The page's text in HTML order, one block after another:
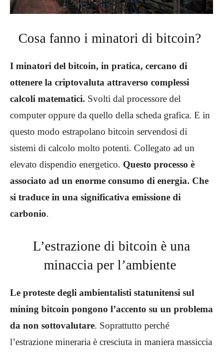
Cosa fanno i minatori di bitcoin?
I minatori del bitcoin, in pratica, cercano di
ottenere la criptovaluta attraverso complessi
calcoli matematici. Svolti dal processore del
computer oppure da quello della scheda grafica. E in
questo modo estrapolano bitcoin servendosi di
sistemi di calcolo molto potenti. Collegato ad un
elevato dispendio energetico. Questo processo è
associato ad un enorme consumo di energia. Che
si traduce in una significativa emissione di
carbonio.
L’estrazione di bitcoin è una
minaccia per l’ambiente
Le proteste degli ambientalisti statunitensi sul
mining bitcoin pongono l’accento su un problema
da non sottovalutare. Soprattutto perché
l’estrazione mineraria è cresciuta in maniera massiccia